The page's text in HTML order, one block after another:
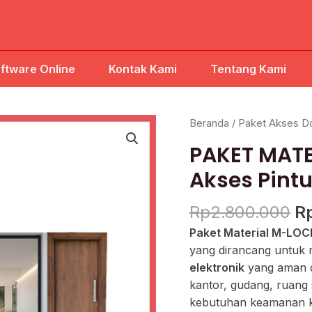
Online Kontak Kami Tentang Kami
Beranda / Paket Akses
PAKET
Akses Pintu
Rp2.800.000
Paket Material M-
yang dirancang untuk
elektronik yang aman
kantor, gudang,
kebutuhan keamanan